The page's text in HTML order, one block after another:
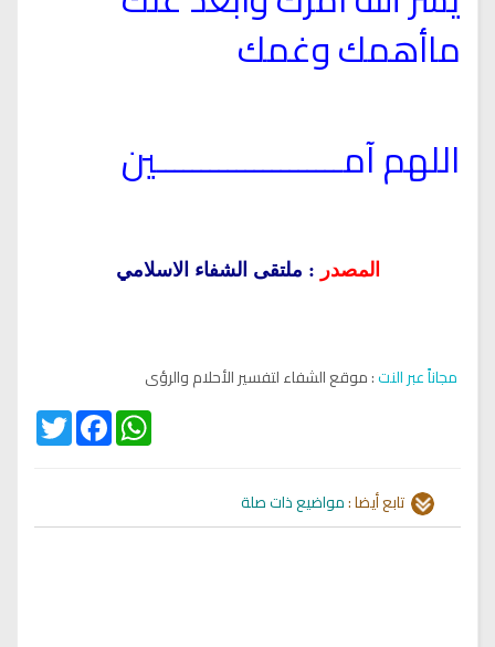
ماأهمك وغمك
اللهم آمـــــــــــــــــــــين
المصدر : ملتقى الشفاء الاسلامي
مجاناً عبر النت: موقع الشفاء لتفسير الأحلام والرؤى
Twitter
FacebookWhatsApp
تابع أيضا :مواضيع ذات صلة